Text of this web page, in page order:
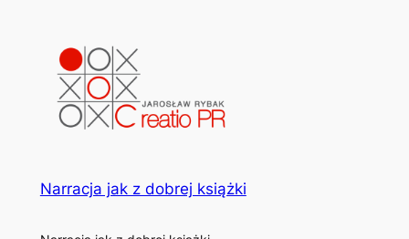
Narracja jak z dobrej książki